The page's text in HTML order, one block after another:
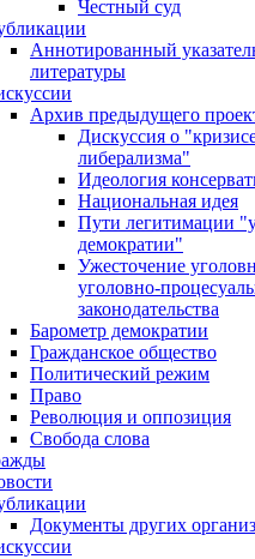
Честный суд
Аннотированный
литературы
Архив предыдущего
Дискуссия о
либерализма"
Идеология
Национальная идея
Пути легитимации
демократии"
Ужесточение
уголовно-
законодательства
Барометр демократии
Гражданское общество
Политический режим
Право
Революция и оппозиция
Свобода слова
Документы других